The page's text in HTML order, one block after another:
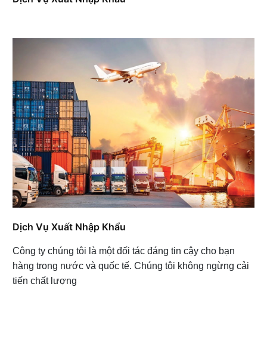
Dịch Vụ Xuất Nhập Khẩu
Công ty chúng tôi là một đối tác đáng tin cậy cho bạn
hàng trong nước và quốc tế. Chúng tôi không ngừng cải
tiến chất lượng